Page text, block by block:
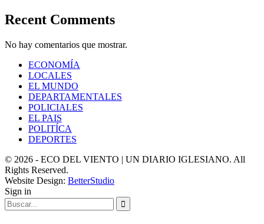
Recent Comments
No hay comentarios que mostrar.
ECONOMÍA
LOCALES
EL MUNDO
DEPARTAMENTALES
POLICIALES
EL PAIS
POLITÍCA
DEPORTES
© 2026 - ECO DEL VIENTO | UN DIARIO IGLESIANO. All
Rights Reserved.
Website Design: BetterStudio
Sign in